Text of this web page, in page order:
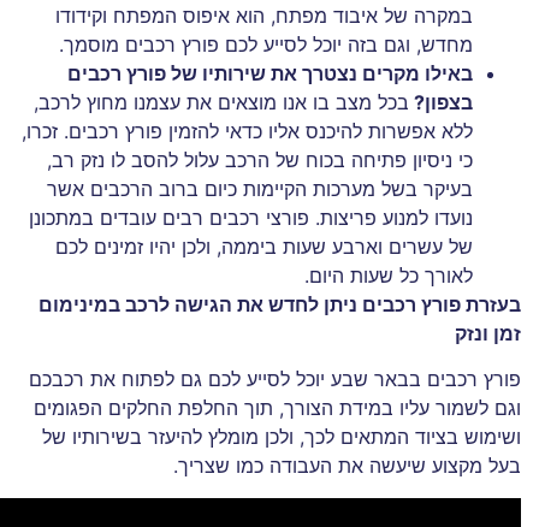
במקרה של איבוד מפתח, הוא איפוס המפתח וקידודו
מחדש, וגם בזה יוכל לסייע לכם פורץ רכבים מוסמך.
באילו מקרים נצטרך את שירותיו של פורץ רכבים
בצפון? בכל מצב בו אנו מוצאים את עצמנו מחוץ לרכב,
ללא אפשרות להיכנס אליו כדאי להזמין פורץ רכבים. זכרו,
כי ניסיון פתיחה בכוח של הרכב עלול להסב לו נזק רב,
בעיקר בשל מערכות הקיימות כיום ברוב הרכבים אשר
נועדו למנוע פריצות. פורצי רכבים רבים עובדים במתכונן
של עשרים וארבע שעות ביממה, ולכן יהיו זמינים לכם
לאורך כל שעות היום.
בעזרת פורץ רכבים ניתן לחדש את הגישה לרכב במינימום
זמן ונזק
פורץ רכבים בבאר שבע יוכל לסייע לכם גם לפתוח את רכבכם
וגם לשמור עליו במידת הצורך, תוך החלפת החלקים הפגומים
ושימוש בציוד המתאים לכך, ולכן מומלץ להיעזר בשירותיו של
בעל מקצוע שיעשה את העבודה כמו שצריך.